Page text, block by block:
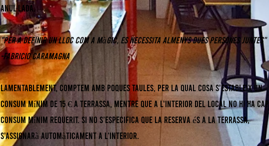
anul·lada.
"Per a definir un lloc com a màgic, es necessita almenys dues persones juntes"
-Fabricio Caramagna
Lamentablement, comptem amb poques taules, per la qual cosa s'estableix un
consum mínim de 15 € a terrassa, mentre que a l'interior del local no hi ha cap
consum mínim requerit. Si no s’especifica que la reserva és a la terrassa,
s'assignarà automàticament a l’interior.